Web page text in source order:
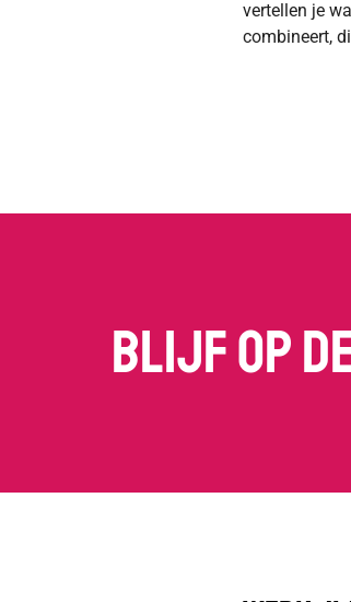
vertellen je
combineert,
Blijf op